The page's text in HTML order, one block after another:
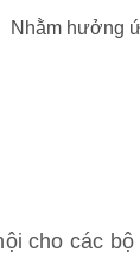
Nhằm hưởng
cho các